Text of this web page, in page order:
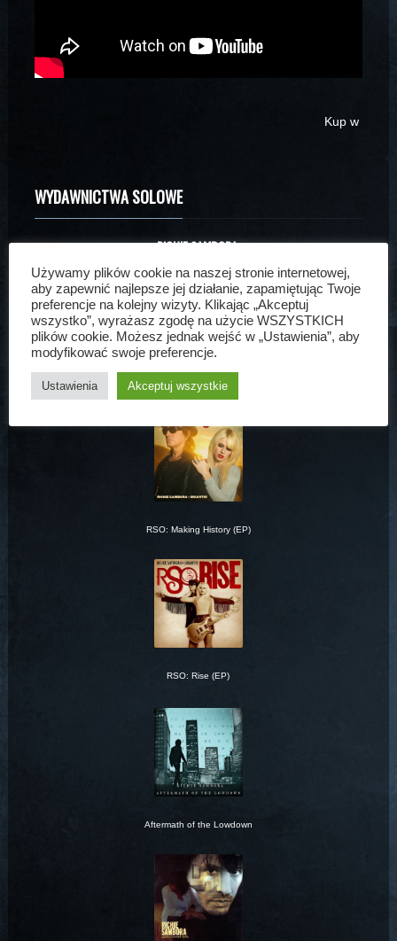
Kup w
WYDAWNICTWA SOLOWE
RICHIE SAMBORA:
RSO: Radio Free America
RSO: Making History (EP)
RSO: Rise (EP)
Aftermath of the Lowdown
Używamy plików cookie na naszej stronie internetowej,
aby zapewnić najlepsze jej działanie, zapamiętując Twoje
preferencje na kolejny wizyty. Klikając „Akceptuj
wszystko”, wyrażasz zgodę na użycie WSZYSTKICH
plików cookie. Możesz jednak wejść w „Ustawienia”, aby
modyfikować swoje preferencje.
Ustawienia Akceptuj wszystkie